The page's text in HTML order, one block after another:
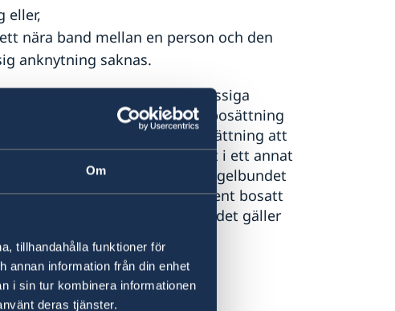
Om
tillhandahålla funktioner för
annan information från din enhet
i sin tur kombinera informationen
deras tjänster.
eller,
nära band mellan en person och den
anknytning saknas.
på grund av att din yrkesmässiga
är din permanenta bosättning
Detta gäller under förutsättning att
en tidsbegränsad uppgift i ett annat
behöver du inte återvända regelbundet
för att anses vara permanent bosatt
du är permanent bosatt när det gäller
utomlands